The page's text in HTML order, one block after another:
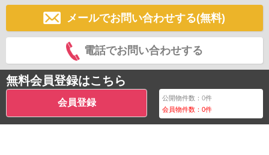
メールでお問い合わせする(無料)
電話でお問い合わせする
無料会員登録はこちら
会員登録 公開物件数：0件
会員物件数：0件